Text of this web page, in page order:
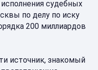
судебных
по делу по иску
200 миллиардов
источник, знакомый